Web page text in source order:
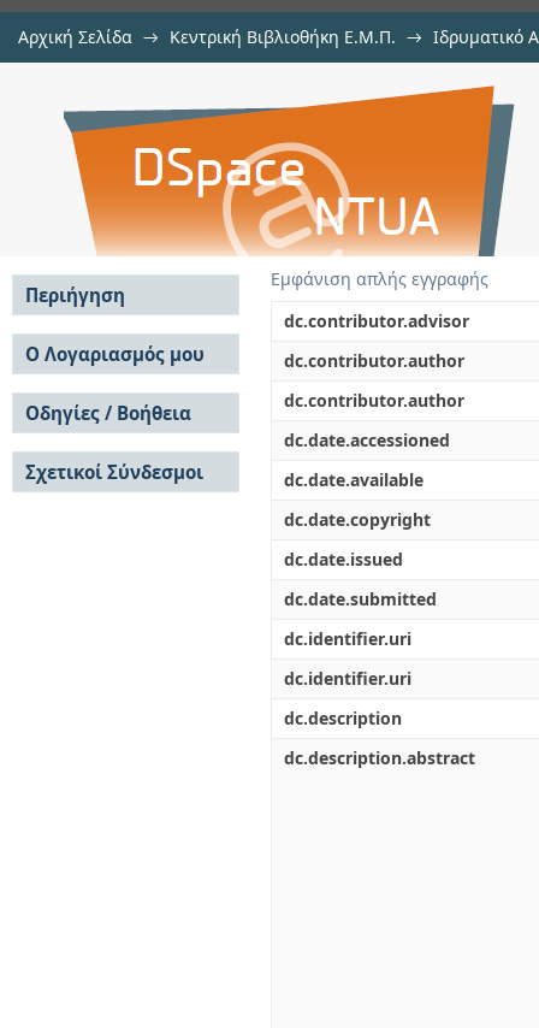
Αρχική Σελίδα → Κεντρική Βιβλιοθήκη Ε.Μ.Π. → Ιδρυματικό
Αλγόριθμοι παραγοντοποίσης
Εμφάνιση απλής εγγραφής
dc.contributor.advisor
dc.contributor.author
dc.contributor.author
dc.date.accessioned
dc.date.available
dc.date.copyright
dc.date.issued
dc.date.submitted
dc.identifier.uri
dc.identifier.uri
dc.description
dc.description.abstract
Περιήγηση
Σε όλο το DSpace
Κοινότητες & Συλλογές
Ανά Ημερομηνία
Έκδοσης
Συγγραφείς
Τίτλοι
Θέματα
Ο Λογαριασμός μου
Σύνδεση
Εγγραφή
Οδηγίες / Βοήθεια
Οδηγίες Υποβολής
Οδηγίες Χρήσης ΙΑ
Συχνές Ερωτήσεις
Σχετικοί Σύνδεσμοι